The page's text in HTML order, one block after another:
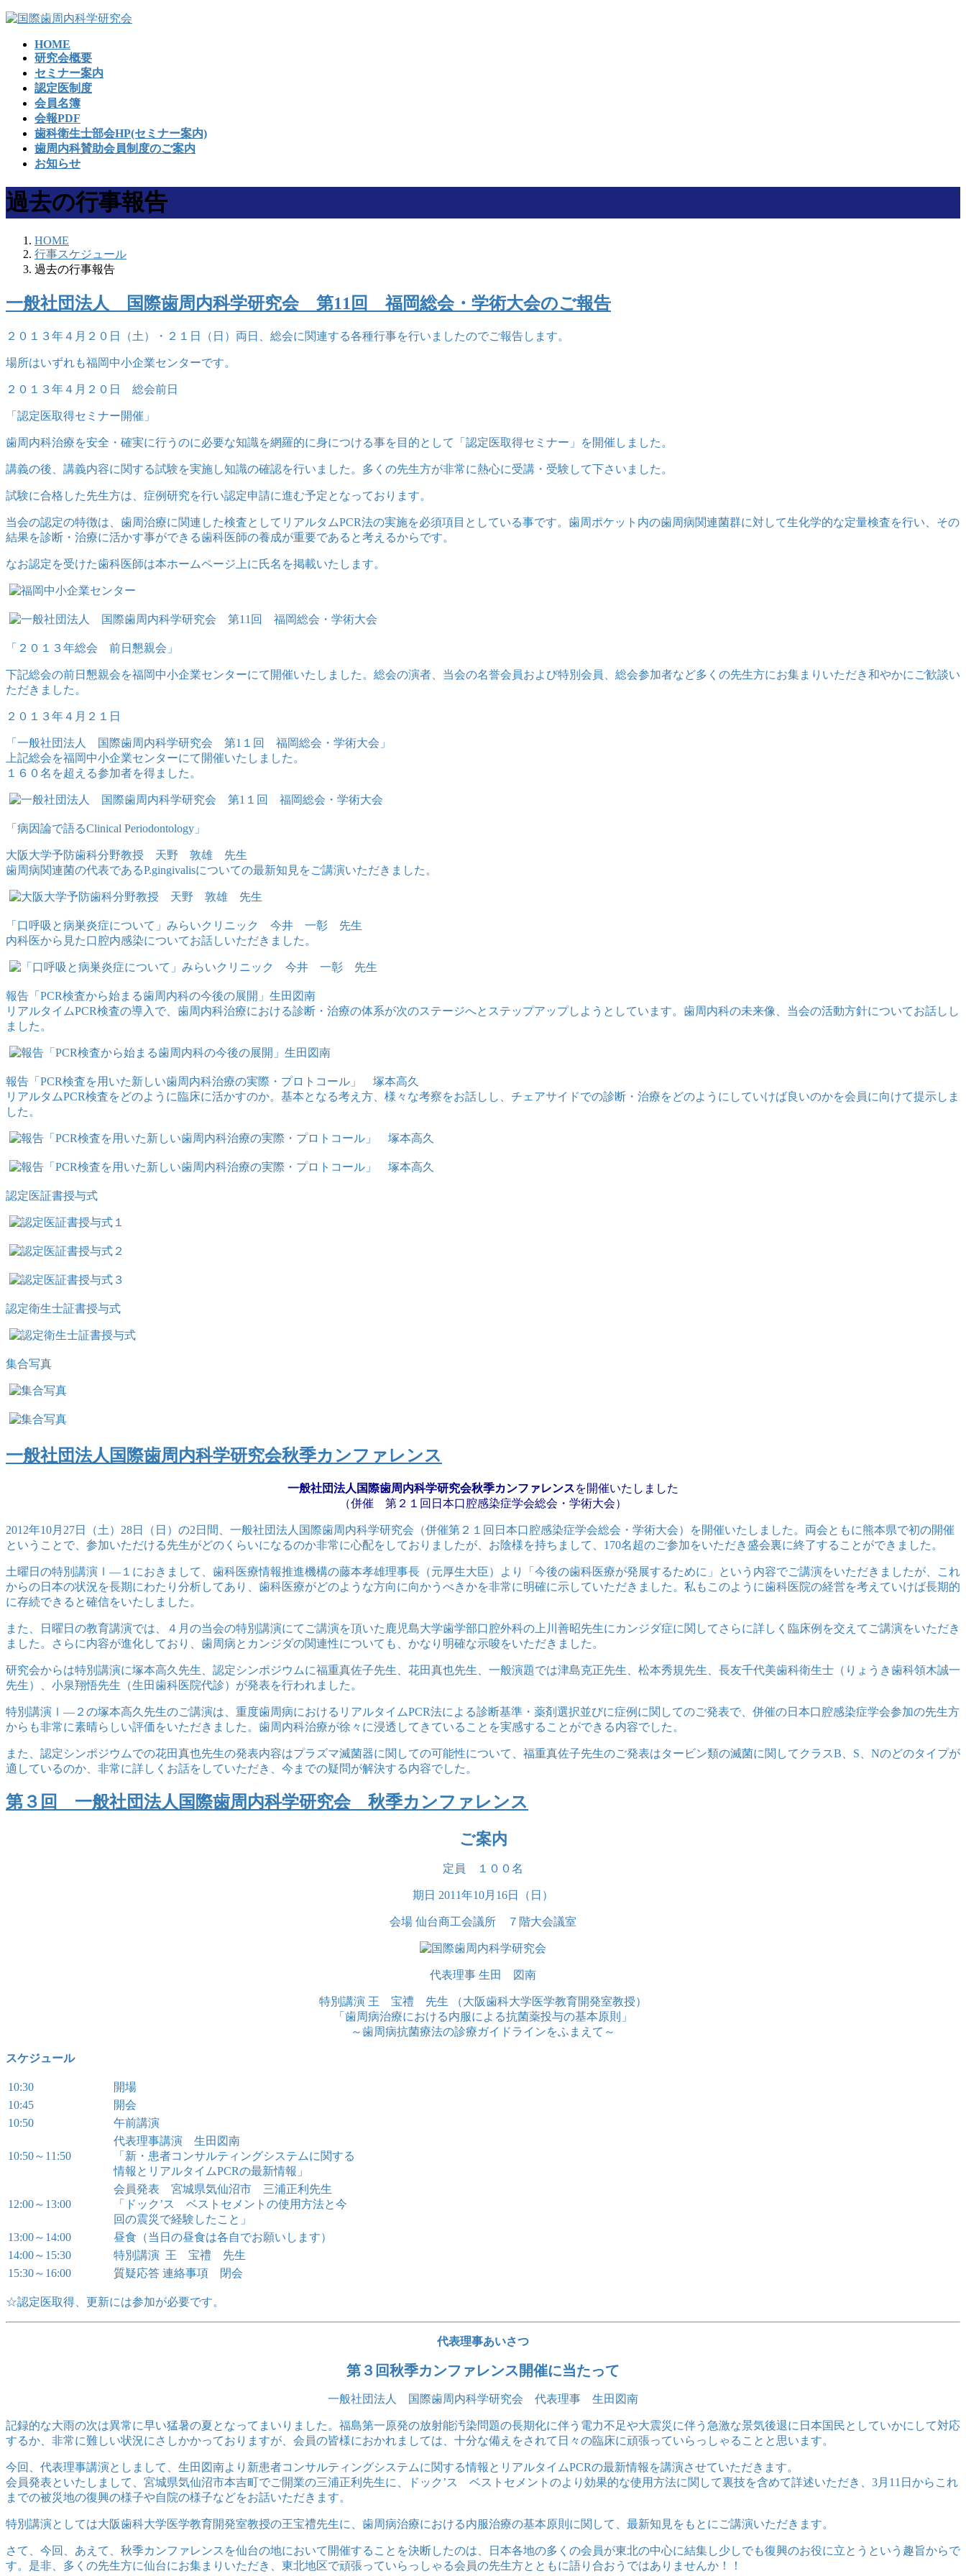
コ
ナ
HOME
研究会概要
セミナー案内
認定医制度
会員名簿
会報PDF
歯科衛生士部会HP(セミナー案内)
歯周内科賛助会員制度のご案内
お知らせ
過去の行事報告
HOME
行事スケジュール
過去の行事報告
一般社団法人 国際歯周内科学研究会 第11回 福岡総会・学術大会のご報告
２０１３年４月２０日（土）・２１日（日）両日、総会に関連する各種行事を行いましたのでご報告します。
場所はいずれも福岡中小企業センターです。
２０１３年４月２０日 総会前日
「認定医取得セミナー開催」
歯周内科治療を安全・確実に行うのに必要な知識を網羅的に身につける事を目的として「認定医取得セミナー」を開催しました。
講義の後、講義内容に関する試験を実施し知識の確認を行いました。多くの先生方が非常に熱心に受講・受験して下さいました。
試験に合格した先生方は、症例研究を行い認定申請に進む予定となっております。
当会の認定の特徴は、歯周治療に関連した検査としてリアルタムPCR法の実施を必須項目としている事です。歯周ポケット内の歯周病関連菌群に対して生化学的な定量検査を行い、その
結果を診断・治療に活かす事ができる歯科医師の養成が重要であると考えるからです。
なお認定を受けた歯科医師は本ホームページ上に氏名を掲載いたします。
「２０１３年総会 前日懇親会」
下記総会の前日懇親会を福岡中小企業センターにて開催いたしました。総会の演者、当会の名誉会員および特別会員、総会参加者など多くの先生方にお集まりいただき和やかにご歓談い
ただきました。
２０１３年４月２１日
「一般社団法人 国際歯周内科学研究会 第1１回 福岡総会・学術大会」
上記総会を福岡中小企業センターにて開催いたしました。
１６０名を超える参加者を得ました。
「病因論で語るClinical Periodontology」
大阪大学予防歯科分野教授 天野 敦雄 先生
歯周病関連菌の代表であるP.gingivalisについての最新知見をご講演いただきました。
「口呼吸と病巣炎症について」みらいクリニック 今井 一彰 先生
内科医から見た口腔内感染についてお話しいただきました。
報告「PCR検査から始まる歯周内科の今後の展開」生田図南
リアルタイムPCR検査の導入で、歯周内科治療における診断・治療の体系が次のステージへとステップアップしようとしています。歯周内科の未来像、当会の活動方針についてお話しし
ました。
報告「PCR検査を用いた新しい歯周内科治療の実際・プロトコール」 塚本高久
リアルタムPCR検査をどのように臨床に活かすのか。基本となる考え方、様々な考察をお話しし、チェアサイドでの診断・治療をどのようにしていけば良いのかを会員に向けて提示しま
した。
認定医証書授与式
認定衛生士証書授与式
集合写真
一般社団法人国際歯周内科学研究会秋季カンファレンス
一般社団法人国際歯周内科学研究会秋季カンファレンスを開催いたしました
（併催 第２１回日本口腔感染症学会総会・学術大会）
2012年10月27日（土）28日（日）の2日間、一般社団法人国際歯周内科学研究会（併催第２１回日本口腔感染症学会総会・学術大会）を開催いたしました。両会ともに熊本県で初の開催
ということで、参加いただける先生がどのくらいになるのか非常に心配をしておりましたが、お陰様を持ちまして、170名超のご参加をいただき盛会裏に終了することができました。
土曜日の特別講演Ⅰ―１におきまして、歯科医療情報推進機構の藤本孝雄理事長（元厚生大臣）より「今後の歯科医療が発展するために」という内容でご講演をいただきましたが、これ
からの日本の状況を長期にわたり分析してあり、歯科医療がどのような方向に向かうべきかを非常に明確に示していただきました。私もこのように歯科医院の経営を考えていけば長期的
に存続できると確信をいたしました。
また、日曜日の教育講演では、４月の当会の特別講演にてご講演を頂いた鹿児島大学歯学部口腔外科の上川善昭先生にカンジダ症に関してさらに詳しく臨床例を交えてご講演をいただき
ました。さらに内容が進化しており、歯周病とカンジダの関連性についても、かなり明確な示唆をいただきました。
研究会からは特別講演に塚本高久先生、認定シンポジウムに福重真佐子先生、花田真也先生、一般演題では津島克正先生、松本秀規先生、長友千代美歯科衛生士（りょうき歯科領木誠一
先生）、小泉翔悟先生（生田歯科医院代診）が発表を行われました。
特別講演Ⅰ―２の塚本高久先生のご講演は、重度歯周病におけるリアルタイムPCR法による診断基準・薬剤選択並びに症例に関してのご発表で、併催の日本口腔感染症学会参加の先生方
からも非常に素晴らしい評価をいただきました。歯周内科治療が徐々に浸透してきていることを実感することができる内容でした。
また、認定シンポジウムでの花田真也先生の発表内容はプラズマ滅菌器に関しての可能性について、福重真佐子先生のご発表はタービン類の滅菌に関してクラスB、S、Nのどのタイプが
適しているのか、非常に詳しくお話をしていただき、今までの疑問が解決する内容でした。
第３回 一般社団法人国際歯周内科学研究会 秋季カンファレンス
ご案内
定員 １００名
期日 2011年10月16日（日）
会場 仙台商工会議所 ７階大会議室
代表理事 生田 図南
特別講演 王 宝禮 先生 （大阪歯科大学医学教育開発室教授）
「歯周病治療における内服による抗菌薬投与の基本原則」
～歯周病抗菌療法の診療ガイドラインをふまえて～
スケジュール
10:30
開場
10:45
開会
10:50
午前講演
10:50～11:50
代表理事講演 生田図南
「新・患者コンサルティングシステムに関する
情報とリアルタイムPCRの最新情報」
12:00～13:00
会員発表 宮城県気仙沼市 三浦正利先生
「ドック’ス ベストセメントの使用方法と今
回の震災で経験したこと」
13:00～14:00
昼食（当日の昼食は各自でお願いします）
14:00～15:30
特別講演 王 宝禮 先生
15:30～16:00
質疑応答 連絡事項 閉会
☆認定医取得、更新には参加が必要です。
代表理事あいさつ
第３回秋季カンファレンス開催に当たって
一般社団法人 国際歯周内科学研究会 代表理事 生田図南
記録的な大雨の次は異常に早い猛暑の夏となってまいりました。福島第一原発の放射能汚染問題の長期化に伴う電力不足や大震災に伴う急激な景気後退に日本国民としていかにして対応
するか、非常に難しい状況にさしかかっておりますが、会員の皆様におかれましては、十分な備えをされて日々の臨床に頑張っていらっしゃることと思います。
今回、代表理事講演としまして、生田図南より新患者コンサルティングシステムに関する情報とリアルタイムPCRの最新情報を講演させていただきます。
会員発表といたしまして、宮城県気仙沼市本吉町でご開業の三浦正利先生に、ドック’ス ベストセメントのより効果的な使用方法に関して裏技を含めて詳述いただき、3月11日からこれ
までの被災地の復興の様子や自院の様子などをお話いただきます。
特別講演としては大阪歯科大学医学教育開発室教授の王宝禮先生に、歯周病治療における内服治療の基本原則に関して、最新知見をもとにご講演いただきます。
さて、今回、あえて、秋季カンファレンスを仙台の地において開催することを決断したのは、日本各地の多くの会員が東北の中心に結集し少しでも復興のお役に立とうという趣旨からで
す。是非、多くの先生方に仙台にお集まりいただき、東北地区で頑張っていらっしゃる会員の先生方とともに語り合おうではありませんか！！